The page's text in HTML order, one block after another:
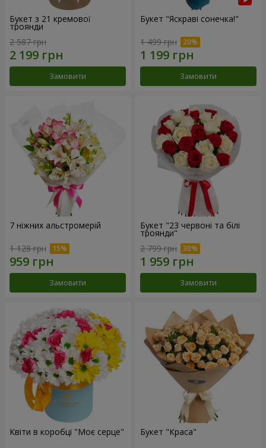
Букет з 21 кремової
троянди
2 587 грн
Замовити
Букет "Яскраві сонечка!"
1 499 грн
Замовити
7 ніжних альстромерій
1 128 грн
Замовити
Букет "23 червоні та білі
троянди"
2 799 грн
Замовити
Квіти в коробці "Моє серце" Букет "Краса"